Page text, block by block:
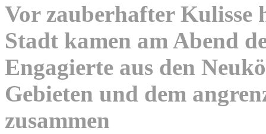
Vor zauberhafter Kulisse
Stadt kamen am Abend
Engagierte aus den
Gebieten und dem
zusammen